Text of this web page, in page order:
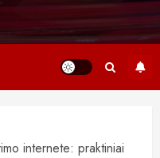
internete: praktiniai